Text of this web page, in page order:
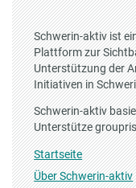
Schwerin-aktiv ist
Plattform zur
Unterstützung der
Initiativen in
Schwerin-aktiv
Unterstütze
Startseite
Über Schwerin-aktiv